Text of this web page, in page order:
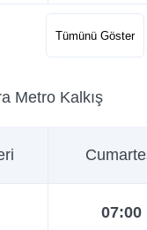
10:20
10:40
10:55
11:10
Tümünü Göster
Metro Kalkış
07:00